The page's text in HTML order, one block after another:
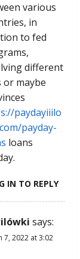
various
in
to fed
different
or maybe
paydayiiilo
payday-
loans
IN TO REPLY
says:
7, 2022 at 3:02